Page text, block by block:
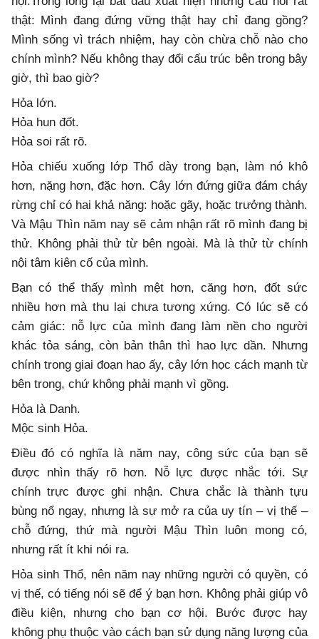
thật: Mình đang đứng vững thật hay chỉ đang gồng?
Mình sống vì trách nhiệm, hay còn chừa chỗ nào cho
chính mình? Nếu không thay đổi cấu trúc bên trong bây
giờ, thì bao giờ?
Hỏa lớn.
Hỏa hun đốt.
Hỏa soi rất rõ.
Hỏa chiếu xuống lớp Thổ dày trong bạn, làm nó khô
hơn, nặng hơn, đặc hơn. Cây lớn đứng giữa đám cháy
rừng chỉ có hai khả năng: hoặc gãy, hoặc trưởng thành.
Và Mậu Thìn năm nay sẽ cảm nhận rất rõ mình đang bị
thử. Không phải thử từ bên ngoài. Mà là thử từ chính
nội tâm kiên cố của mình.
Bạn có thể thấy mình mệt hơn, căng hơn, đốt sức
nhiều hơn mà thu lại chưa tương xứng. Có lúc sẽ có
cảm giác: nỗ lực của mình đang làm nền cho người
khác tỏa sáng, còn bản thân thì hao lực dần. Nhưng
chính trong giai đoạn hao ấy, cây lớn học cách mạnh từ
bên trong, chứ không phải mạnh vì gồng.
Hỏa là Danh.
Mộc sinh Hỏa.
Điều đó có nghĩa là năm nay, công sức của bạn sẽ
được nhìn thấy rõ hơn. Nỗ lực được nhắc tới. Sự
chính trực được ghi nhận. Chưa chắc là thành tựu
bùng nổ ngay, nhưng là sự mở ra của uy tín – vị thế –
chỗ đứng, thứ mà người Mậu Thìn luôn mong có,
nhưng rất ít khi nói ra.
Hỏa sinh Thổ, nên năm nay những người có quyền, có
vị thế, có tiếng nói sẽ để ý bạn hơn. Không phải giúp vô
điều kiện, nhưng cho bạn cơ hội. Bước được hay
không phụ thuộc vào cách bạn sử dụng năng lượng của